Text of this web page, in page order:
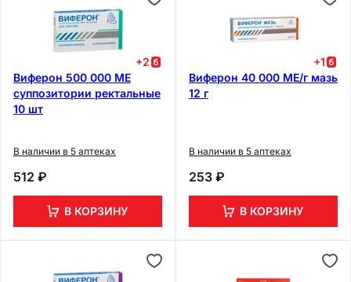
+2
Виферон 500 000 МЕ
суппозитории ректальные
10 шт
В наличии в 5 аптеках
512 ₽
В КОРЗИНУ
+1
Виферон 40 000 МЕ/г мазь
12 г
В наличии в 5 аптеках
253 ₽
В КОРЗИНУ